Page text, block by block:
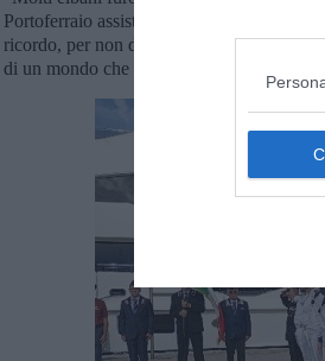
Portoferraio assistettero increduli e
ricordo, per non dimenticare gli orrori di
di un mondo che rinunci a vedere gli